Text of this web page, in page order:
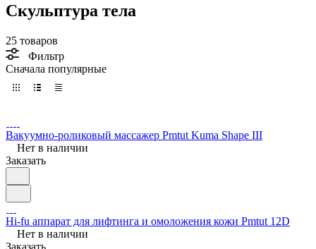
Скульптура тела
25 товаров
Фильтр
Сначала популярные
Вакуумно-роликовый массажер Pmtut Kuma Shape III
Нет в наличии
Заказать
Hi-fu аппарат для лифтинга и омоложения кожи Pmtut 12D
Нет в наличии
Заказать